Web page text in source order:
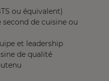
ou équivalent)
de cuisine ou
et leadership
de qualité